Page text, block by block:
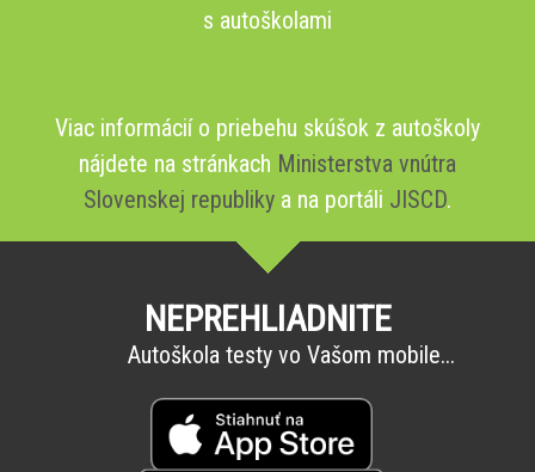
s autoškolami
Viac informácií o priebehu skúšok z autoškoly
nájdete na stránkach Ministerstva vnútra
Slovenskej republiky a na portáli JISCD.
NEPREHLIADNITE
Autoškola testy vo Vašom mobile...